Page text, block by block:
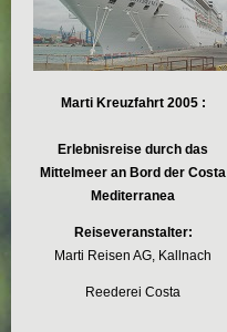
Marti Kreuzfahrt 2005 :
Erlebnisreise durch das
Mittelmeer an Bord der Costa
Mediterranea
Reiseveranstalter:
Marti Reisen AG, Kallnach
Reederei Costa